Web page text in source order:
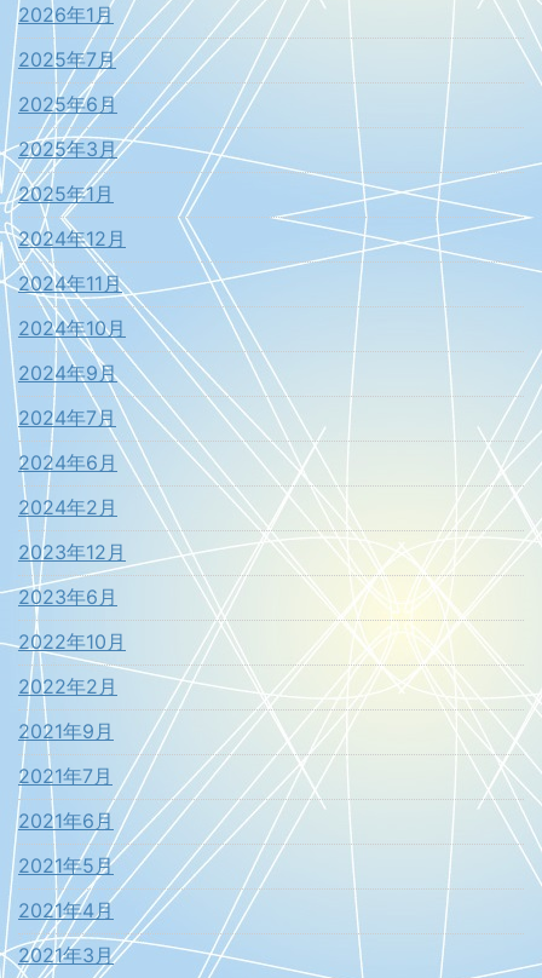
2026年1月
2025年7月
2025年6月
2025年3月
2025年1月
2024年12月
2024年11月
2024年10月
2024年9月
2024年7月
2024年6月
2024年2月
2023年12月
2023年6月
2022年10月
2022年2月
2021年9月
2021年7月
2021年6月
2021年5月
2021年4月
2021年3月